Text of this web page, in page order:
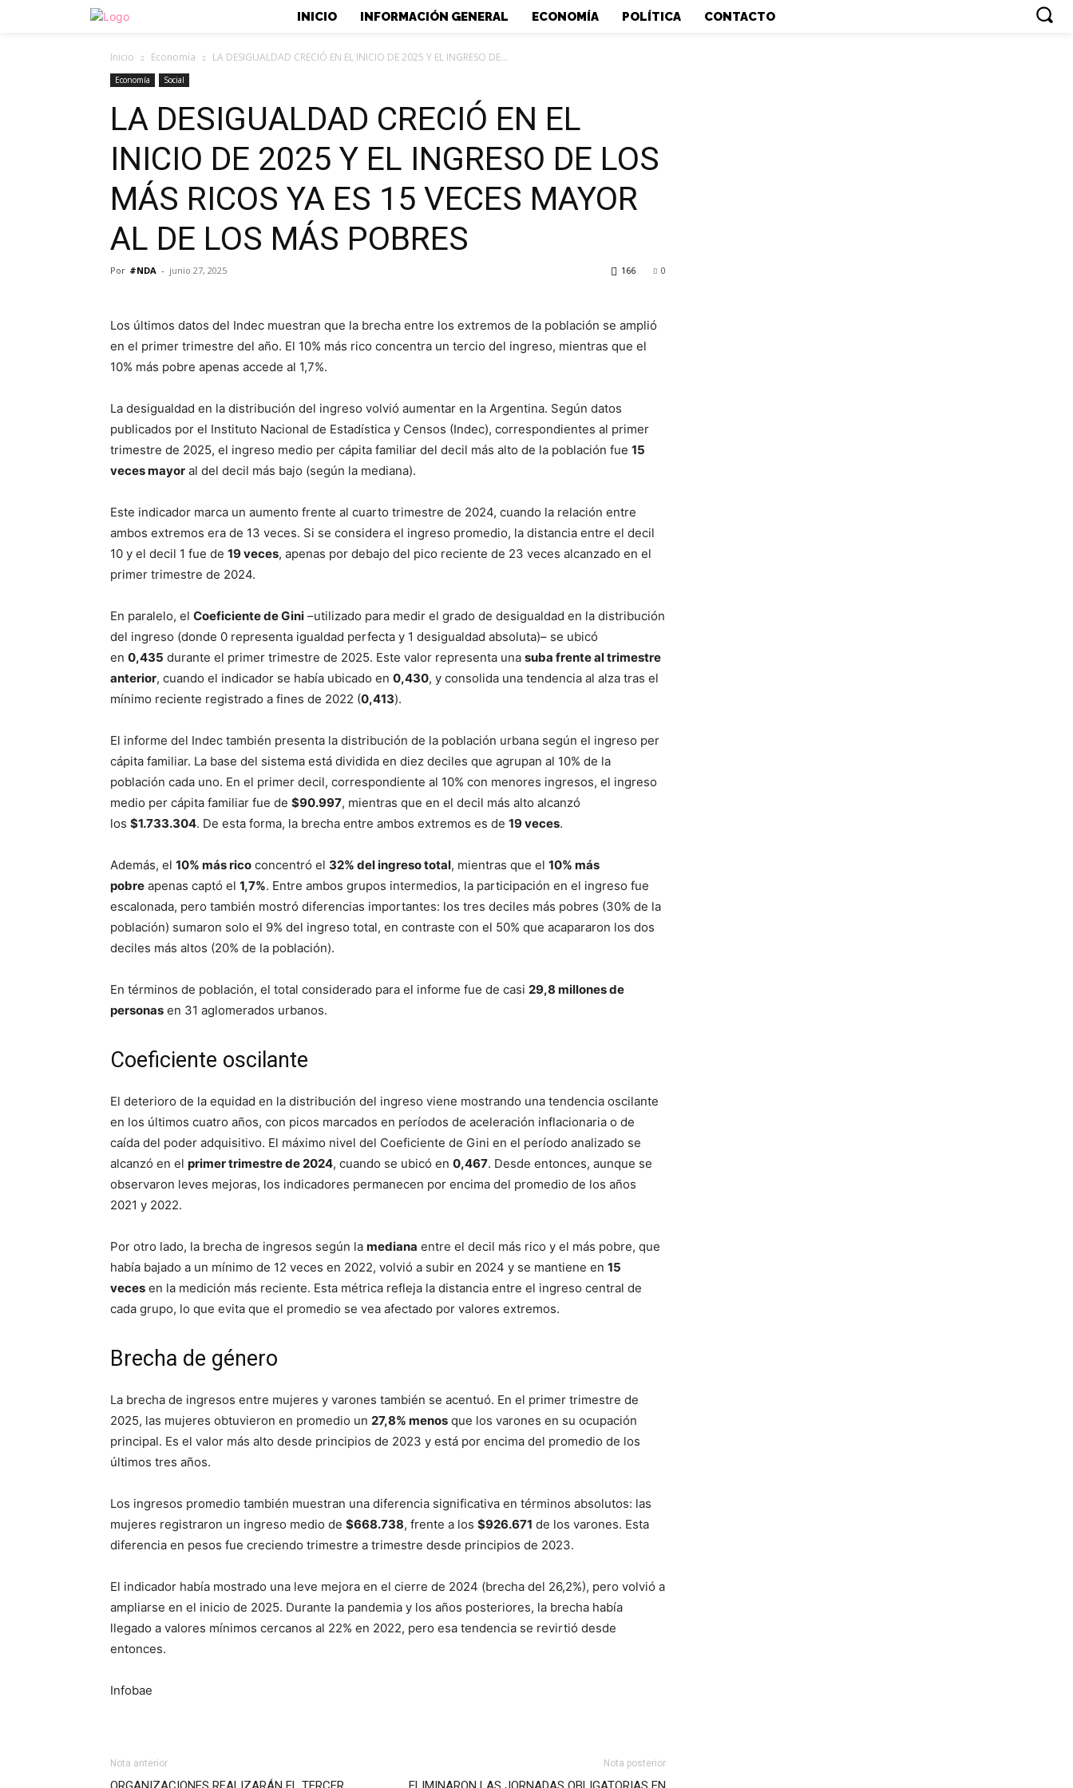
INICIO INFORMACIÓN GENERAL ECONOMÍA POLÍTICA CONTACTO
Inicio Economía LA DESIGUALDAD CRECIÓ EN EL INICIO DE 2025 Y EL INGRESO DE...
Economía Social
LA DESIGUALDAD CRECIÓ EN EL
INICIO DE 2025 Y EL INGRESO DE LOS
MÁS RICOS YA ES 15 VECES MAYOR
AL DE LOS MÁS POBRES
Por #NDA - junio 27, 2025 0
166
Los últimos datos del Indec muestran que la brecha entre los extremos de la población se amplió
en el primer trimestre del año. El 10% más rico concentra un tercio del ingreso, mientras que el
10% más pobre apenas accede al 1,7%.
La desigualdad en la distribución del ingreso volvió aumentar en la Argentina. Según datos
publicados por el Instituto Nacional de Estadística y Censos (Indec), correspondientes al primer
trimestre de 2025, el ingreso medio per cápita familiar del decil más alto de la población fue 15
veces mayor al del decil más bajo (según la mediana).
Este indicador marca un aumento frente al cuarto trimestre de 2024, cuando la relación entre
ambos extremos era de 13 veces. Si se considera el ingreso promedio, la distancia entre el decil
10 y el decil 1 fue de 19 veces, apenas por debajo del pico reciente de 23 veces alcanzado en el
primer trimestre de 2024.
En paralelo, el Coeficiente de Gini –utilizado para medir el grado de desigualdad en la distribución
del ingreso (donde 0 representa igualdad perfecta y 1 desigualdad absoluta)– se ubicó
en 0,435 durante el primer trimestre de 2025. Este valor representa una suba frente al trimestre
anterior, cuando el indicador se había ubicado en 0,430, y consolida una tendencia al alza tras el
mínimo reciente registrado a fines de 2022 (0,413).
El informe del Indec también presenta la distribución de la población urbana según el ingreso per
cápita familiar. La base del sistema está dividida en diez deciles que agrupan al 10% de la
población cada uno. En el primer decil, correspondiente al 10% con menores ingresos, el ingreso
medio per cápita familiar fue de $90.997, mientras que en el decil más alto alcanzó
los $1.733.304. De esta forma, la brecha entre ambos extremos es de 19 veces.
Además, el 10% más rico concentró el 32% del ingreso total, mientras que el 10% más
pobre apenas captó el 1,7%. Entre ambos grupos intermedios, la participación en el ingreso fue
escalonada, pero también mostró diferencias importantes: los tres deciles más pobres (30% de la
población) sumaron solo el 9% del ingreso total, en contraste con el 50% que acapararon los dos
deciles más altos (20% de la población).
En términos de población, el total considerado para el informe fue de casi 29,8 millones de
personas en 31 aglomerados urbanos.
Coeficiente oscilante
El deterioro de la equidad en la distribución del ingreso viene mostrando una tendencia oscilante
en los últimos cuatro años, con picos marcados en períodos de aceleración inflacionaria o de
caída del poder adquisitivo. El máximo nivel del Coeficiente de Gini en el período analizado se
alcanzó en el primer trimestre de 2024, cuando se ubicó en 0,467. Desde entonces, aunque se
observaron leves mejoras, los indicadores permanecen por encima del promedio de los años
2021 y 2022.
Por otro lado, la brecha de ingresos según la mediana entre el decil más rico y el más pobre, que
había bajado a un mínimo de 12 veces en 2022, volvió a subir en 2024 y se mantiene en 15
veces en la medición más reciente. Esta métrica refleja la distancia entre el ingreso central de
cada grupo, lo que evita que el promedio se vea afectado por valores extremos.
Brecha de género
La brecha de ingresos entre mujeres y varones también se acentuó. En el primer trimestre de
2025, las mujeres obtuvieron en promedio un 27,8% menos que los varones en su ocupación
principal. Es el valor más alto desde principios de 2023 y está por encima del promedio de los
últimos tres años.
Los ingresos promedio también muestran una diferencia significativa en términos absolutos: las
mujeres registraron un ingreso medio de $668.738, frente a los $926.671 de los varones. Esta
diferencia en pesos fue creciendo trimestre a trimestre desde principios de 2023.
El indicador había mostrado una leve mejora en el cierre de 2024 (brecha del 26,2%), pero volvió a
ampliarse en el inicio de 2025. Durante la pandemia y los años posteriores, la brecha había
llegado a valores mínimos cercanos al 22% en 2022, pero esa tendencia se revirtió desde
entonces.
Infobae
Nota anterior Nota posterior